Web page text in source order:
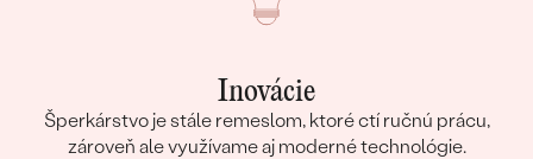
Inovácie
Šperkárstvo je stále remeslom, ktoré ctí ručnú prácu,
zároveň ale využívame aj moderné technológie.